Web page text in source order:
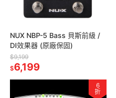
NUX NBP-5 Bass 貝斯前級 /
DI效果器 (原廠保固)
$9,199
$6,199
6
折